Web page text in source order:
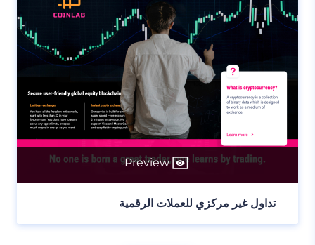
Preview
تداول غير مركزي للعملات الرقمية